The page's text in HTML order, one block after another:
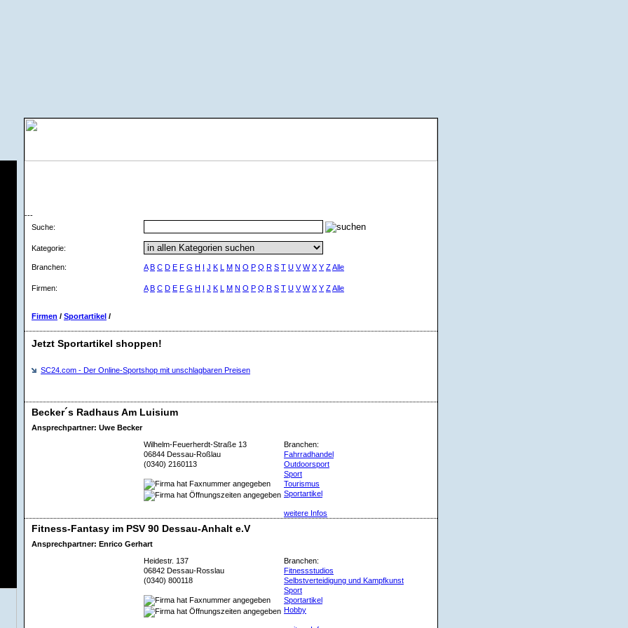
---
Suche:
Kategorie:
Branchen: A B C D E F G H I J K L M N O P Q R S T U V W X Y ZAlle
Firmen: A B C D E F G H I J K L M N O P Q R S T U V W X Y ZAlle
Firmen / Sportartikel /
Jetzt Sportartikel shoppen!
SC24.com - Der Online-Sportshop mit unschlagbaren Preisen
Becker´s Radhaus Am Luisium
Ansprechpartner: Uwe Becker
Wilhelm-Feuerherdt-Straße 13
06844 Dessau-Roßlau
(0340) 2160113
Branchen:
Fahrradhandel
Outdoorsport
Sport
Tourismus
Sportartikel
weitere Infos
Fitness-Fantasy im PSV 90 Dessau-Anhalt e.V
Ansprechpartner: Enrico Gerhart
Heidestr. 137
06842 Dessau-Rosslau
(0340) 800118
Branchen:
Fitnessstudios
Selbstverteidigung und Kampfkunst
Sport
Sportartikel
Hobby